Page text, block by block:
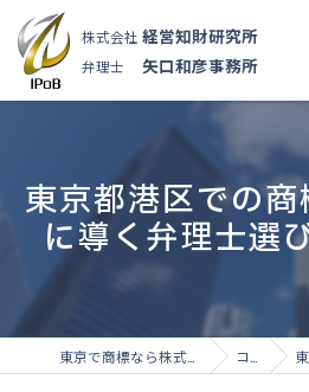
株式会社 経営知財研究所
弁理士 矢口和彦事務所
東京都港区での
に導く弁理士選
コラム 東